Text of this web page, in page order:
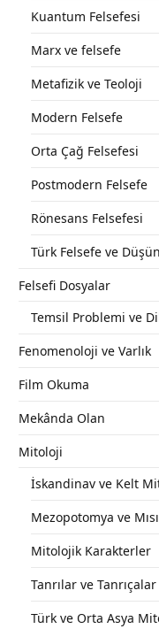
Kuantum Felsefesi
Marx ve felsefe
Metafizik ve Teoloji
Modern Felsefe
Orta Çağ Felsefesi
Postmodern Felsefe
Rönesans Felsefesi
Türk Felsefe ve
Felsefi Dosyalar
Temsil Problemi ve
Fenomenoloji ve Varlık
Film Okuma
Mekânda Olan
Mitoloji
İskandinav ve Kelt
Mezopotomya ve
Mitolojik Karakterler
Tanrılar ve Tanrıçalar
Türk ve Orta Asya